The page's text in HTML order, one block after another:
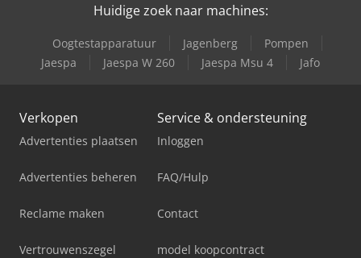
Huidige zoek naar machines:
Oogtestapparatuur Jagenberg
Pompen
Jaespa
Jaespa W 260 Jaespa Msu 4 Jafo
Verkopen
Advertenties plaatsen
Advertenties beheren
Reclame maken
Vertrouwenszegel
Service & ondersteuning
Inloggen
FAQ/Hulp
Contact
model koopcontract